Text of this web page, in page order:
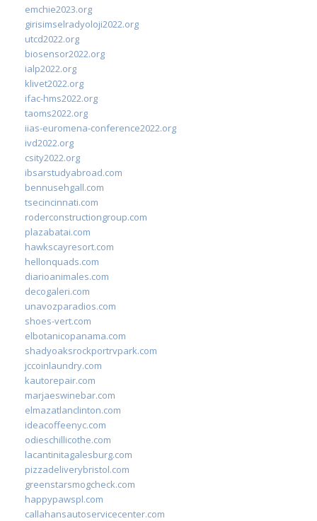
emchie2023.org
girisimselradyoloji2022.org
utcd2022.org
biosensor2022.org
ialp2022.org
klivet2022.org
ifac-hms2022.org
taoms2022.org
iias-euromena-conference2022.org
ivd2022.org
csity2022.org
ibsarstudyabroad.com
bennusehgall.com
tsecincinnati.com
roderconstructiongroup.com
plazabatai.com
hawkscayresort.com
hellonquads.com
diarioanimales.com
decogaleri.com
unavozparadios.com
shoes-vert.com
elbotanicopanama.com
shadyoaksrockportrvpark.com
jccoinlaundry.com
kautorepair.com
marjaeswinebar.com
elmazatlanclinton.com
ideacoffeenyc.com
odieschillicothe.com
lacantinitagalesburg.com
pizzadeliverybristol.com
greenstarsmogcheck.com
happypawspl.com
callahansautoservicecenter.com